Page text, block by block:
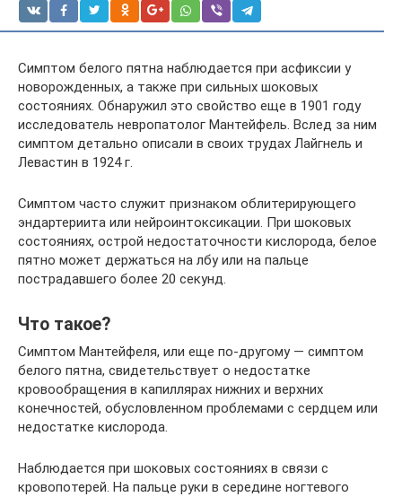
Симптом белого пятна наблюдается при асфиксии у
новорожденных, а также при сильных шоковых
состояниях. Обнаружил это свойство еще в 1901 году
исследователь невропатолог Мантейфель. Вслед за ним
симптом детально описали в своих трудах Лайгнель и
Левастин в 1924 г.
Симптом часто служит признаком облитерирующего
эндартериита или нейроинтоксикации. При шоковых
состояниях, острой недостаточности кислорода, белое
пятно может держаться на лбу или на пальце
пострадавшего более 20 секунд.
Что такое?
Симптом Мантейфеля, или еще по-другому — симптом
белого пятна, свидетельствует о недостатке
кровообращения в капиллярах нижних и верхних
конечностей, обусловленном проблемами с сердцем или
недостатке кислорода.
Наблюдается при шоковых состояниях в связи с
кровопотерей. На пальце руки в середине ногтевого